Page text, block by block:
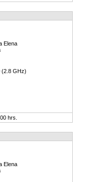
Elena
(2.8 GHz)
hrs.
Elena